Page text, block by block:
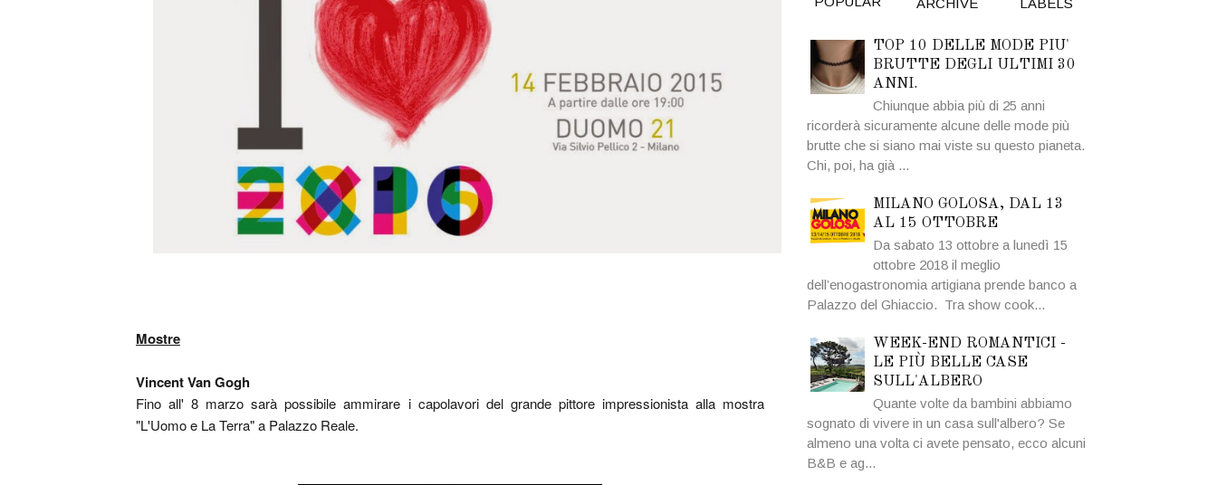
Mostre
Vincent Van Gogh
Fino all' 8 marzo sarà possibile ammirare i capolavori del grande pittore impressionista alla mostra
"L'Uomo e La Terra" a Palazzo Reale.
ARCHIVE LABELS
TOP 10 DELLE MODE PIU'
BRUTTE DEGLI ULTIMI 30
ANNI.
Chiunque abbia più di 25 anni
ricorderà sicuramente alcune delle mode più
brutte che si siano mai viste su questo pianeta.
Chi, poi, ha già ...
MILANO GOLOSA, DAL 13
AL 15 OTTOBRE
Da sabato 13 ottobre a lunedì 15
ottobre 2018 il meglio
dell’enogastronomia artigiana prende banco a
Palazzo del Ghiaccio. Tra show cook...
WEEK-END ROMANTICI -
LE PIÙ BELLE CASE
SULL'ALBERO
Quante volte da bambini abbiamo
sognato di vivere in un casa sull'albero? Se
almeno una volta ci avete pensato, ecco alcuni
B&B e ag...